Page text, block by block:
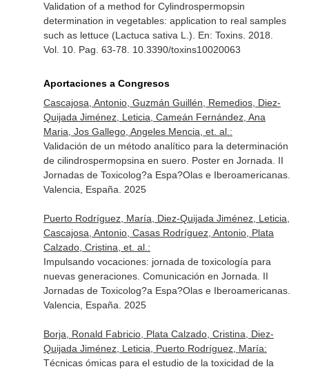
Validation of a method for Cylindrospermopsin
determination in vegetables: application to real samples
such as lettuce (Lactuca sativa L.). En: Toxins. 2018.
Vol. 10. Pag. 63-78. 10.3390/toxins10020063
Aportaciones a Congresos
Cascajosa, Antonio, Guzmán Guillén, Remedios, Diez-
Quijada Jiménez, Leticia, Cameán Fernández, Ana
Maria, Jos Gallego, Angeles Mencia, et. al.:
Validación de un método analítico para la determinación
de cilindrospermopsina en suero. Poster en Jornada. II
Jornadas de Toxicolog?a Espa?Olas e Iberoamericanas.
Valencia, España. 2025
Puerto Rodríguez, María, Diez-Quijada Jiménez, Leticia,
Cascajosa, Antonio, Casas Rodríguez, Antonio, Plata
Calzado, Cristina, et. al.:
Impulsando vocaciones: jornada de toxicología para
nuevas generaciones. Comunicación en Jornada. II
Jornadas de Toxicolog?a Espa?Olas e Iberoamericanas.
Valencia, España. 2025
Borja, Ronald Fabricio, Plata Calzado, Cristina, Diez-
Quijada Jiménez, Leticia, Puerto Rodríguez, María:
Técnicas ómicas para el estudio de la toxicidad de la